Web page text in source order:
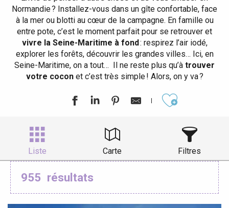
Normandie ? Installez-vous dans un gîte confortable, face
à la mer ou blotti au cœur de la campagne. En famille ou
entre pote, c’est le moment parfait pour se retrouver et
vivre la Seine-Maritime à fond: respirez l’air iodé,
explorer les forêts, découvrir les grandes villes… Ici, en
Seine-Maritime, on a tout… Il ne reste plus qu’à trouver
votre coconet c’est très simple ! Alors, on y va ?
Liste Carte Filtres
955 résultats